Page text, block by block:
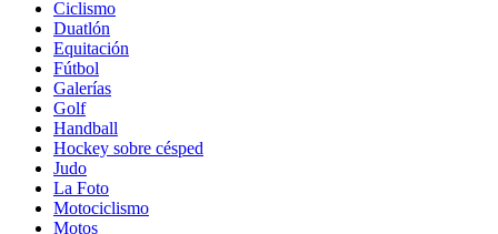
Ciclismo
Duatlón
Equitación
Fútbol
Galerías
Golf
Handball
Hockey sobre césped
Judo
La Foto
Motociclismo
Motos